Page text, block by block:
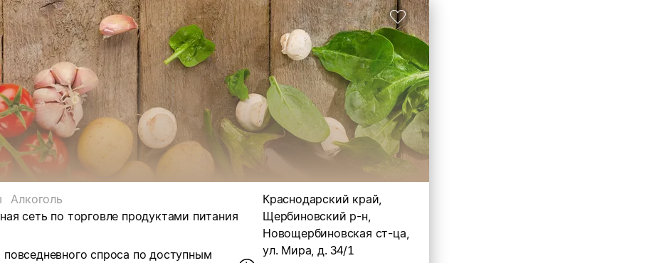
Алкоголь
сеть по торговле продуктами питания
спроса по доступным
Краснодарский край,
Щербиновский р-н,
Новощербиновская ст-ца,
ул. Мира, д. 34/1